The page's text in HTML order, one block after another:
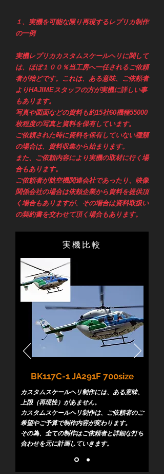
​１、実機を可能な限り再現するレプリカ制作
の一例
実機レプリカカスタムスケールヘリに関して
は、ほぼ１００％当工房へ一任されるご依頼
者が殆どです。これは、ある意味、ご依頼者
よりHAJIMEスタッフの方が実機に詳しい事
もあります。
写真や図面などの資料も約15社60機種55000
枚程度の写真と資料を保有しています。​
ご依頼された時に資料を保有していない種類
の場合は、資料収集から始まります。
また、ご依頼内容により実機の取材に行く場
合もあります。
ご依頼者が航空機関連会社であったり、映像
関係会社の場合は依頼企業から資料を提供頂
く場合もありますが、その場合は資料取扱い
の契約書を交わせて頂く場合もあります。
​実機比較
BK117C-1 JA291F 700size
カスタムスケールヘリ制作には、ある意味、
上限（再現性）があません。
カスタムスケールヘリ制作は、ご依頼者のご
希望やご予算で制作内容が変わります。
その為、全ての制作はご依頼者と詳細な打ち
合わせを元に計画していきます。